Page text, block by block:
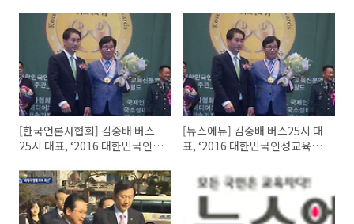
[한국언론사협회] 김중배 버스
25시 대표, ‘2016 대한민국인성
[뉴스에듀] 김중배 버스25시 대
표, ‘2016 대한민국인성교육대